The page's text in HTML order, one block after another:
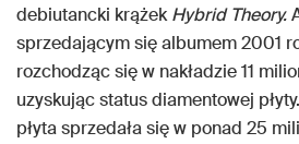
debiutancki krążekHybrid Theory.
sprzedającym się albumem 2001
rozchodząc się w nakładzie 11
uzyskując status diamentowej
płyta sprzedała się w ponad 25